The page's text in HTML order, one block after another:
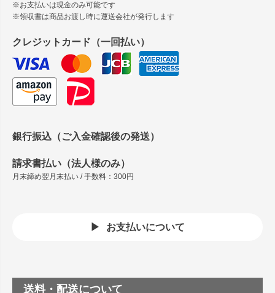
※お支払いは現金のみ可能です
※領収書は商品お渡し時に運送会社が発行します
クレジットカード（一回払い）
銀行振込（ご入金確認後の発送）
請求書払い（法人様のみ）
月末締め翌月末払い / 手数料：300円
お支払いについて
送料・配送について